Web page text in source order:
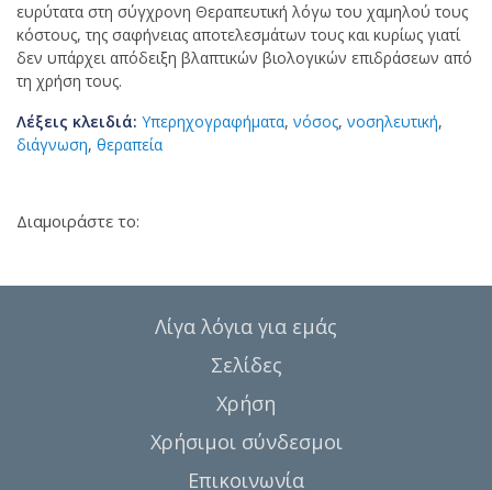
ευρύτατα στη σύγχρονη Θεραπευτική λόγω του χαμηλού τους
κόστους, της σαφήνειας αποτελεσμάτων τους και κυρίως γιατί
δεν υπάρχει απόδειξη βλαπτικών βιολογικών επιδράσεων από
τη χρήση τους.
Λέξεις κλειδιά: Υπερηχογραφήματα, νόσος, νοσηλευτική,
διάγνωση, θεραπεία
Διαμοιράστε το:
Λίγα λόγια για εμάς
Σελίδες
Χρήση
Χρήσιμοι σύνδεσμοι
Επικοινωνία